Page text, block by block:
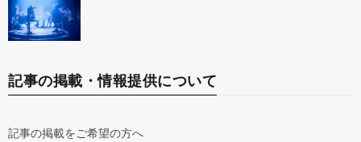
記事の掲載・情報提供について
記事の掲載をご希望の方へ